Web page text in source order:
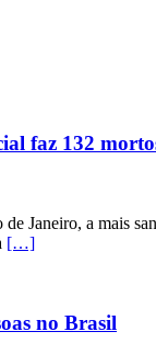
faz 132
Janeiro, a mais
[…]
no Brasil